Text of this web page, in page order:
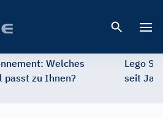
Welches
passt zu Ihnen?
Lego
seit